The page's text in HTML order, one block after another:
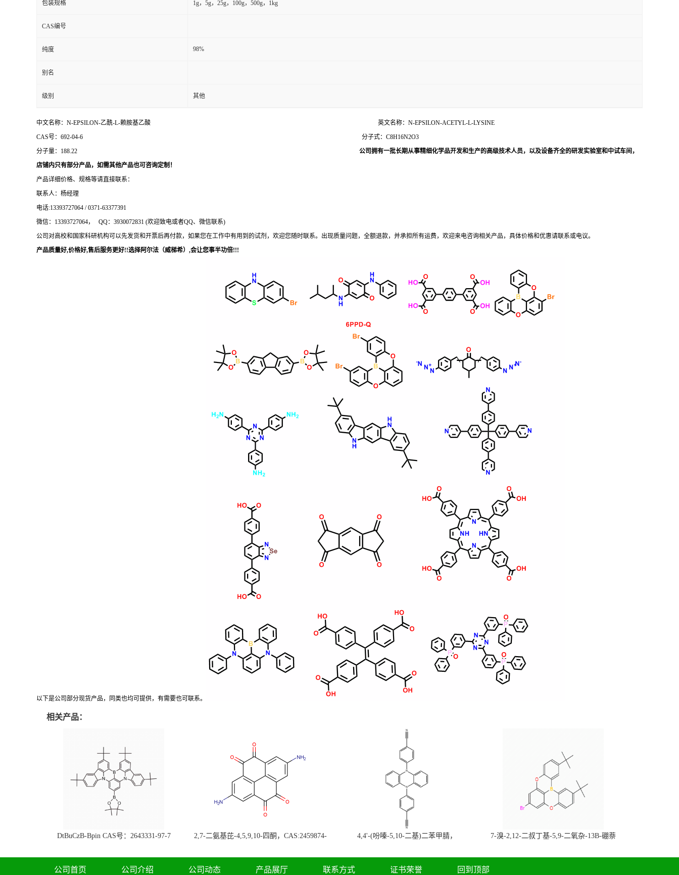
包装规格 1g，5g，25g，100g，500g，1kg
CAS编号
纯度 98%
别名
级别 其他
中文名称：N-EPSILON-乙酰-L-赖胺基乙酸 英文名称： N-EPSILON-ACETYL-L-LYSINE
CAS号：692-04-6 分子式：C8H16N2O3
分子量： 188.22 公司拥有一批长期从事精细化学品开发和生产的高级技术人员，以及设备齐全的研发实验室和中试车间，
店铺内只有部分产品，如需其他产品也可咨询定制！
产品详细价格、规格等请直接联系：
联系人：杨经理
电话:13393727064 / 0371-63377391
微信： 13393727064， QQ：3930072831 (欢迎致电或者QQ、微信联系)
公司对高校和国家科研机构可以先发货和开票后再付款，如果您在工作中有用到的试剂，欢迎您随时联系。出现质量问题，全额退款，并承担所有运费，欢迎来电咨询相关产品，具体价格和优惠请联系或电议。
产品质量好,价格好,售后服务更好!!选择阿尔法（威梯希）,会让您事半功倍!!!
以下是公司部分现货产品，同类也均可提供，有需要也可联系。
相关产品：
DtBuCzB-Bpin CAS号：2643331-97-7
2,7-二氨基芘-4,5,9,10-四酮，CAS:2459874-
4,4'-(吩嗪-5,10-二基)二苯甲腈，
7-溴-2,12-二叔丁基-5,9-二氧杂-13B-硼萘
公司首页 公司介绍 公司动态 产品展厅 联系方式 证书荣誉 回到顶部